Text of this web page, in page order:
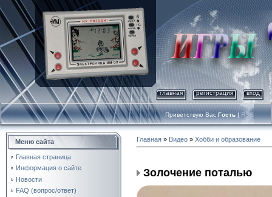
главная регистрация вход
Приветствую Вас Гость | RSS
Меню сайта
Главная страница
Информация о сайте
Новости
FAQ (вопрос/ответ)
Главная » Видео » Хобби и образование
Золочение поталью